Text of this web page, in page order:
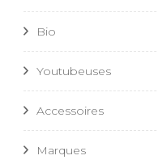
Bio
Youtubeuses
Accessoires
Marques